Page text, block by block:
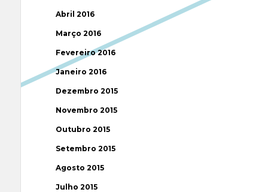
Abril 2016
Março 2016
Fevereiro 2016
Janeiro 2016
Dezembro 2015
Novembro 2015
Outubro 2015
Setembro 2015
Agosto 2015
Julho 2015